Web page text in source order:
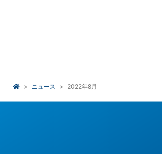
ニュース 2022年8月